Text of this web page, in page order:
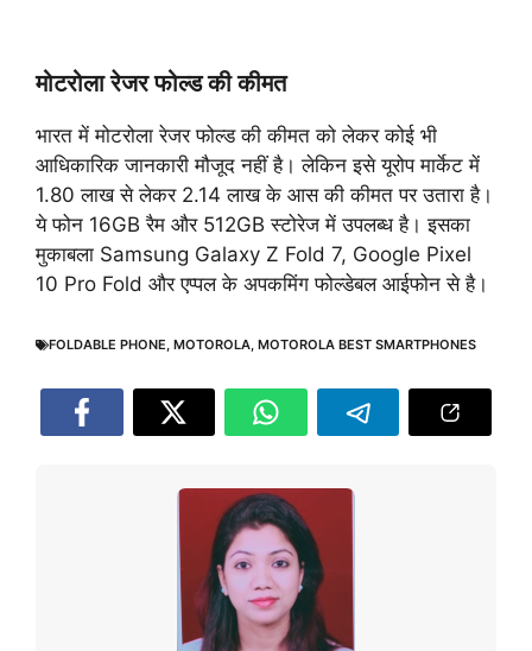
मोटरोला रेजर फोल्ड की कीमत
भारत में मोटरोला रेजर फोल्ड की कीमत को लेकर कोई भी
आधिकारिक जानकारी मौजूद नहीं है। लेकिन इसे यूरोप मार्केट में
1.80 लाख से लेकर 2.14 लाख के आस की कीमत पर उतारा है।
ये फोन 16GB रैम और 512GB स्टोरेज में उपलब्ध है। इसका
मुकाबला Samsung Galaxy Z Fold 7, Google Pixel
10 Pro Fold और एप्पल के अपकमिंग फोल्डेबल आईफोन से है।
FOLDABLE PHONE, MOTOROLA, MOTOROLA BEST SMARTPHONES